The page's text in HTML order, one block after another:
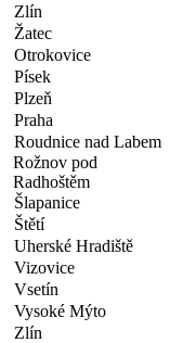
Zlín
Žatec
Otrokovice
Písek
Plzeň
Praha
Roudnice nad Labem
Rožnov pod
Radhoštěm
Šlapanice
Štětí
Uherské Hradiště
Vizovice
Vsetín
Vysoké Mýto
Zlín